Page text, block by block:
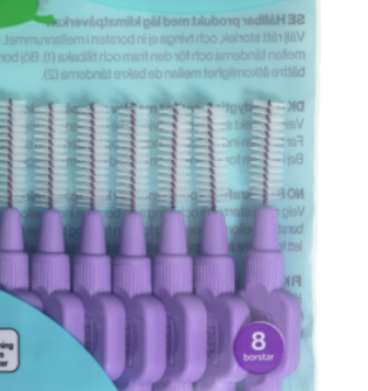
olevaa reseptiä, ja voit
varten sinun pitää ensin
jälkeen voit maksaa ostoksesi.